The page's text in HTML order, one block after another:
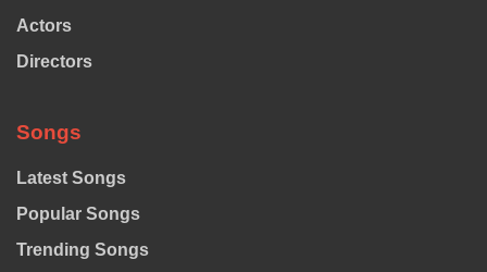
Actors
Directors
Songs
Latest Songs
Popular Songs
Trending Songs